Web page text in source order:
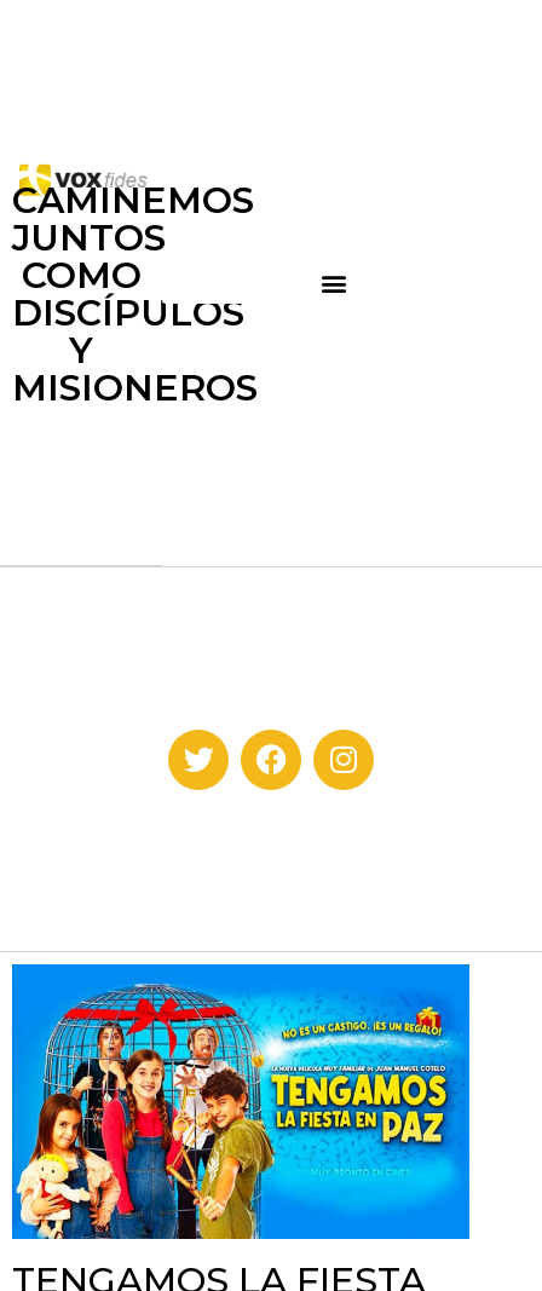
CAMINEMOS
JUNTOS
COMO
DISCÍPULOS
Y
MISIONEROS
TENGAMOS LA FIESTA